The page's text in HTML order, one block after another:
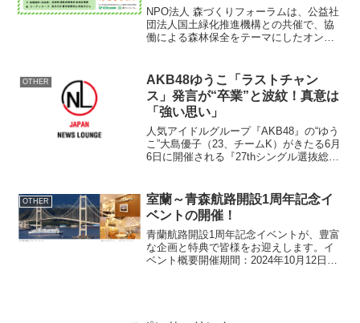
よる森林保全事例を紹介
NPO法人 森づくりフォーラムは、公益社
団法人国土緑化推進機構との共催で、協
働による森林保全をテーマにしたオンラ
催いたします。近年はSDGsに加え、
2030年...
OTHER
AKB48ゆうこ「ラストチャン
ス」発言が“卒業”と波紋！真意は
「強い思い」
人気アイドルグループ『AKB48』の“ゆう
こ”大島優子（23、チームK）がきたる6月
6日に開催される『27thシングル選抜総選
深だとして話題になっている。 ゆうこ
は動画で...
OTHER
室蘭～青森航路開設1周年記念イ
ベントの開催！
青蘭航路開設1周年記念イベントが、豊富
な企画と特典で皆様をお迎えします。イ
ベント概要開催期間：2024年10月12日